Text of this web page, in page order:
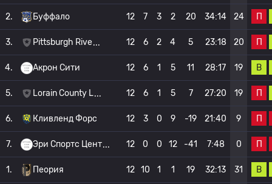
2. Буффало 12 7 3 2 20 34:14 24 П
3. Pittsburgh Rive 12 6 2 4 5 23:18 20 П
4. Акрон Сити 12 6 1 5 11 28:17 19 В
5. Lorain County L 12 6 1 5 7 27:20 19 П
6. Кливленд Форс 12 3 0 9 -19 21:40 9 П
7. Эри Спортс Цент 12 0 0 12 -41 7:48 0 П
1. Пеория 12 10 1 1 19 32:13 31 В